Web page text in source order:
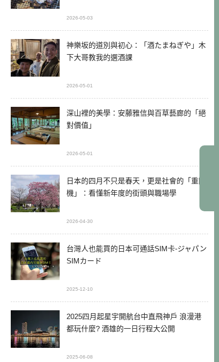
2026-05-03
神樂坂的道別與初心：「酒たまねぎや」木
下大哥教我的選酒課
2026-05-01
深山裡的美學：安藤雅信與百草藝廊的「絕
對價值」
2026-05-01
日本的四月不只是春天，更是社會的「重開
機」：看懂新年度的街頭與職場學
2026-04-30
台灣人也能買的日本可通話SIM卡-ジャパン
SIMカード
2025-12-10
2025四月起星宇開航台中直飛神戶 浪漫港
都玩什麼? 酒雄的一日行程大公開
2025-06-08